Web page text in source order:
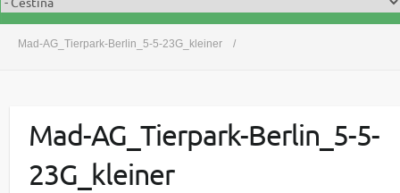
n
Mad-AG_Tierpark-Berlin_5-5-23G_kleiner
Mad-AG_Tierpark-Berlin_5-5-
23G_kleiner